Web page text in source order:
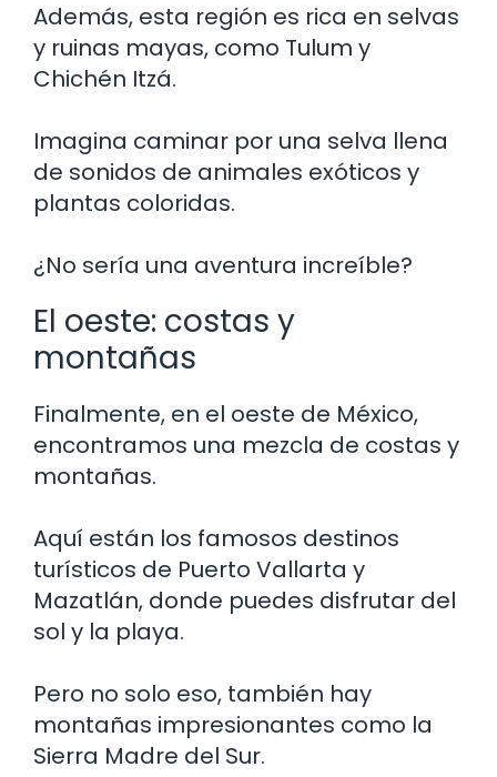
Además, esta región es rica en selvas
y ruinas mayas, como Tulum y
Chichén Itzá.
Imagina caminar por una selva llena
de sonidos de animales exóticos y
plantas coloridas.
¿No sería una aventura increíble?
El oeste: costas y
montañas
Finalmente, en el oeste de México,
encontramos una mezcla de costas y
montañas.
Aquí están los famosos destinos
turísticos de Puerto Vallarta y
Mazatlán, donde puedes disfrutar del
sol y la playa.
Pero no solo eso, también hay
montañas impresionantes como la
Sierra Madre del Sur.